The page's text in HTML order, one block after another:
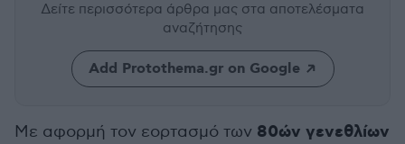
Δείτε περισσότερα άρθρα μας στα αποτελέσματα
αναζήτησης
Add Protothema.gr on Google
Με αφορμή τον εορτασμό των 80ών γενεθλίων